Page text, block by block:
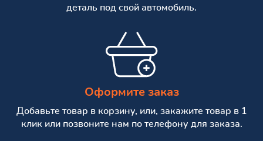
деталь под свой автомобиль.
Оформите заказ
Добавьте товар в корзину, или, закажите товар в 1
клик или позвоните нам по телефону для заказа.